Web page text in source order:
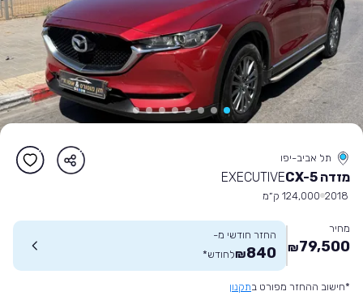
תל אביב-יפו
מזדה CX-5 EXECUTIVE
2018 124,000 ק״מ
מחיר
79,500
₪
החזר חודשי מ-
840
₪לחודש*
*חישוב ההחזר מפורט בתקנון